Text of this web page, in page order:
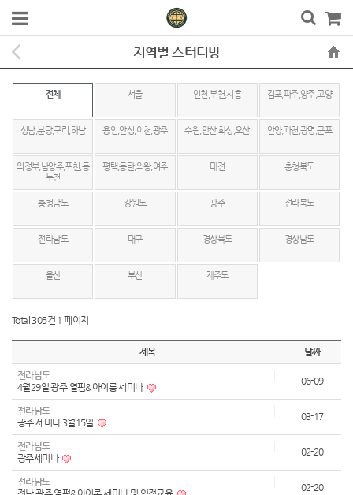
지역별 스터디방
전체 서울 인천,부천,시흥 김포,파주,양주,고양
성남,분당,구리,하남 용인,안성,이천,광주 수원,안산,화성,오산 안양,과천,광명,군포
의정부,남양주,포천,동
두천
평택,동탄,의왕,여주 대전 충청북도
충청남도 강원도 광주 전라북도
전라남도 대구 경상북도 경상남도
울산 부산 제주도
Total 305건 1 페이지
제목 날짜
전라남도
4월29일 광주 열펌&아이롱 세미나
06-09
전라남도
광주 세미나 3월15일
03-17
전라남도
광주세미나
02-20
전라남도
02-20